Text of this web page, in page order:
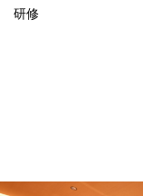
研修